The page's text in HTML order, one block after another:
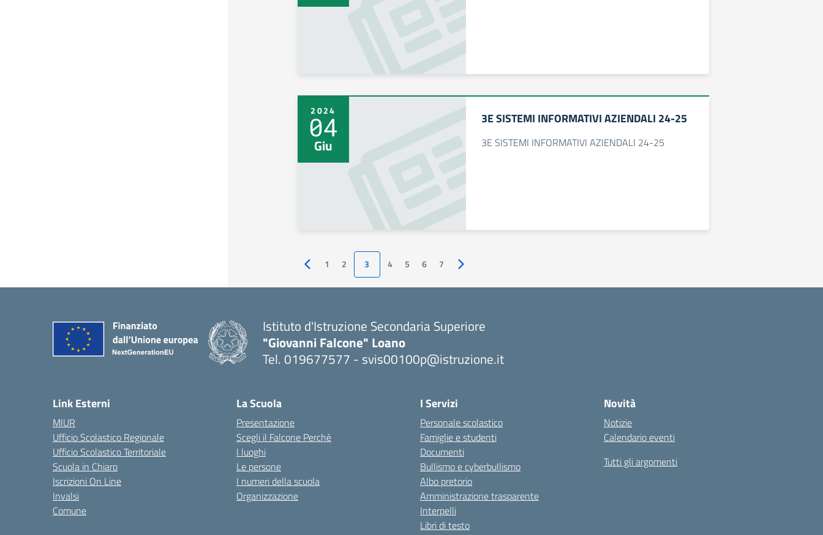
2024
04
Giu
3E SISTEMI INFORMATIVI AZIENDALI 24-25
3E SISTEMI INFORMATIVI AZIENDALI 24-25
Pagina precedente
1 2 3 4 5 6 7 Pagina successiva
Istituto d'Istruzione Secondaria Superiore
"Giovanni Falcone" Loano
Tel. 019677577 - svis00100p@istruzione.it
Link Esterni
MIUR
Ufficio Scolastico Regionale
Ufficio Scolastico Territoriale
Scuola in Chiaro
Iscrizioni On Line
Invalsi
Comune
La Scuola
Presentazione
Scegli il Falcone Perchè
I luoghi
Le persone
I numeri della scuola
Organizzazione
I Servizi
Personale scolastico
Famiglie e studenti
Documenti
Bullismo e cyberbullismo
Albo pretorio
Amministrazione trasparente
Interpelli
Libri di testo
Novità
Notizie
Calendario eventi
Tutti gli argomenti